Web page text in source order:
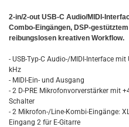
2-in/2-out USB-C Audio/MIDI-
Combo-Eingängen, DSP-
reibungslosen kreativen Workflow.
- USB-Typ-C Audio-/MIDI-Interface
kHz
- MIDI-Ein- und Ausgang
- 2 D-PRE Mikrofonvorverstärker mit
Schalter
- 2 Mikrofon-/Line-Kombi-Eingänge:
Eingang 2 für E-Gitarre